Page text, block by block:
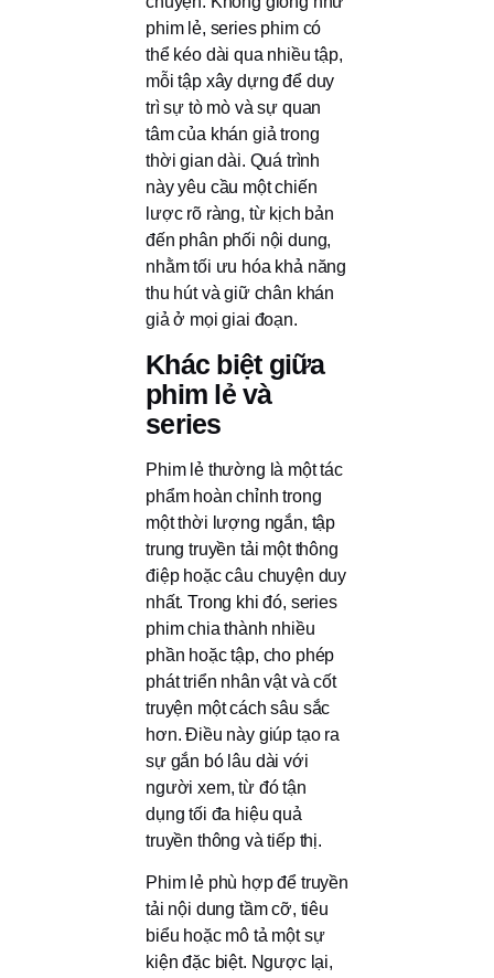
phim lẻ, series phim có
thể kéo dài qua nhiều tập,
mỗi tập xây dựng để duy
trì sự tò mò và sự quan
tâm của khán giả trong
thời gian dài. Quá trình
này yêu cầu một chiến
lược rõ ràng, từ kịch bản
đến phân phối nội dung,
nhằm tối ưu hóa khả năng
thu hút và giữ chân khán
giả ở mọi giai đoạn.
Khác biệt giữa
phim lẻ và
series
Phim lẻ thường là một tác
phẩm hoàn chỉnh trong
một thời lượng ngắn, tập
trung truyền tải một thông
điệp hoặc câu chuyện duy
nhất. Trong khi đó, series
phim chia thành nhiều
phần hoặc tập, cho phép
phát triển nhân vật và cốt
truyện một cách sâu sắc
hơn. Điều này giúp tạo ra
sự gắn bó lâu dài với
người xem, từ đó tận
dụng tối đa hiệu quả
truyền thông và tiếp thị.
Phim lẻ phù hợp để truyền
tải nội dung tầm cỡ, tiêu
biểu hoặc mô tả một sự
kiện đặc biệt. Ngược lại,